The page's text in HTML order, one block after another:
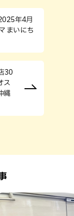
年4月
まいにち
30
ス
縄